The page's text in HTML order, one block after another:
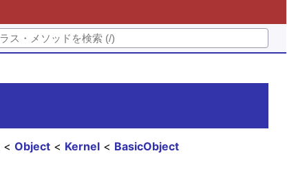
BasicObject
Kernel
Object